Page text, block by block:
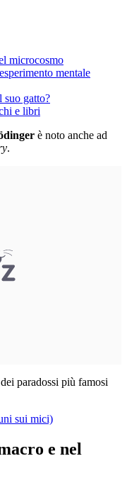
microcosmo
mentale
suo gatto?
e libri
è noto anche ad
.
paradossi più famosi
sui mici)
e nel